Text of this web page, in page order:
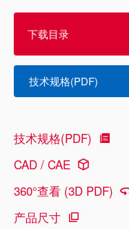
下载目录
技术规格(PDF)
技术规格(PDF)
CAD / CAE
360°查看 (3D PDF)
产品尺寸